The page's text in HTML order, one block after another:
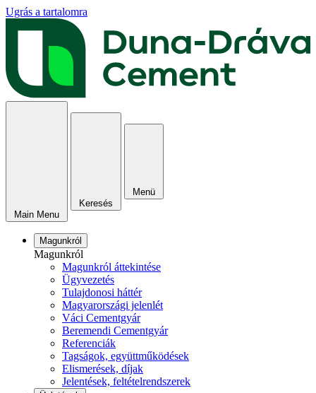
Ugrás a tartalomra
Main Menu
Keresés
Menü
Magunkról
Magunkról
Magunkról áttekintése
Ügyvezetés
Tulajdonosi háttér
Magyarországi jelenlét
Váci Cementgyár
Beremendi Cementgyár
Referenciák
Tagságok, együttműködések
Elismerések, díjak
Jelentések, feltételrendszerek